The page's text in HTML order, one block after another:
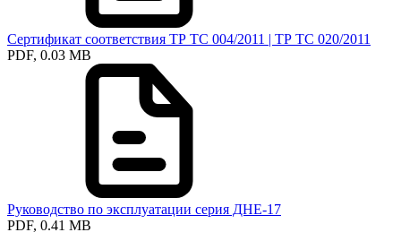
Сертификат соответствия ТР ТС 004/2011 | ТР ТС 020/2011
PDF, 0.03 MB
Руководство по эксплуатации серия ДНЕ-17
PDF, 0.41 MB